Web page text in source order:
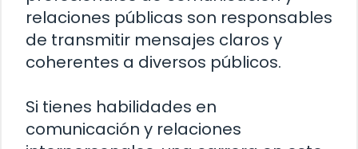
relaciones públicas son responsables
de transmitir mensajes claros y
coherentes a diversos públicos.
Si tienes habilidades en
comunicación y relaciones